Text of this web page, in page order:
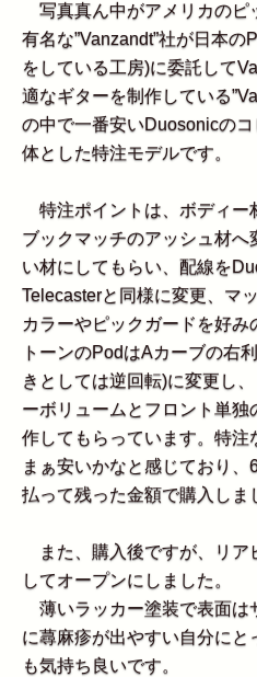
写真真ん中がアメリカのピ
有名な”Vanzandt”社が日本
をしている工房)に委託して
適なギターを制作している
の中で一番安いDuosonicのコ
体とした特注モデルです。
特注ポイントは、ボディー
ブックマッチのアッシュ材
い材にしてもらい、配線を
Telecasterと同様に変更、マ
カラーやピックガードを好み
トーンのPodはAカーブの右
きとしては逆回転)に変更し
ーボリュームとフロント単
作してもらっています。特注
まぁ安いかなと感じており
払って残った金額で購入しま
また、購入後ですが、リア
してオープンにしました。
薄いラッカー塗装で表面は
に蕁麻疹が出やすい自分にと
も気持ち良いです。